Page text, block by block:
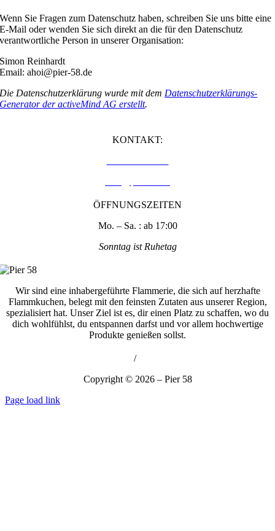
Wenn Sie Fragen zum Datenschutz haben, schreiben Sie uns bitte eine
E-Mail oder wenden Sie sich direkt an die für den Datenschutz
verantwortliche Person in unserer Organisation:
Simon Reinhardt
Email: ahoi@pier-58.de
Die Datenschutzerklärung wurde mit dem Datenschutzerklärungs-
Generator der activeMind AG erstellt.
KONTAKT:
ÖFFNUNGSZEITEN
Mo. – Sa. : ab 17:00
Sonntag ist Ruhetag
Wir sind eine inhabergeführte Flammerie, die sich auf herzhafte
Flammkuchen, belegt mit den feinsten Zutaten aus unserer Region,
spezialisiert hat. Unser Ziel ist es, dir einen Platz zu schaffen, wo du
dich wohlfühlst, du entspannen darfst und vor allem hochwertige
Produkte genießen sollst.
/
Copyright © 2026– Pier 58
Page load link